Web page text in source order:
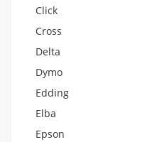
Click
Cross
Delta
Dymo
Edding
Elba
Epson